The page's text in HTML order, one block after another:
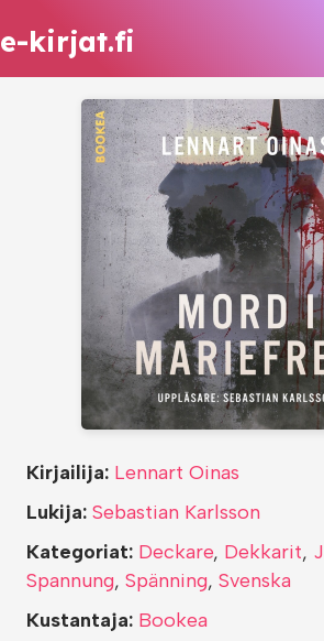
e-kirjat.fi
Kirjailija: Lennart Oinas
Lukija: Sebastian Karlsson
Kategoriat: Deckare, Dekkarit,
Spannung, Spänning, Svenska
Kustantaja: Bookea